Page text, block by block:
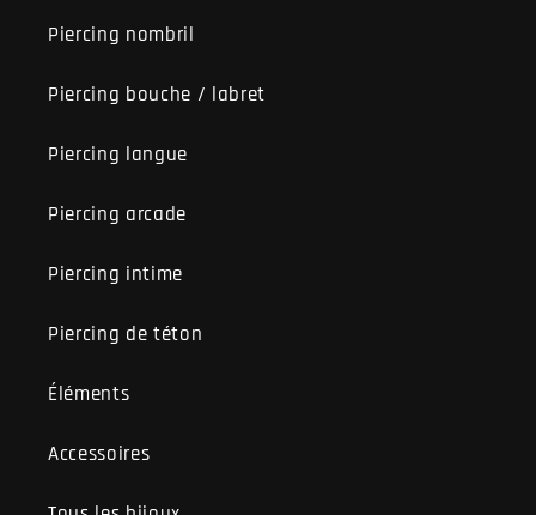
Piercing nombril
Piercing bouche / labret
Piercing langue
Piercing arcade
Piercing intime
Piercing de téton
Éléments
Accessoires